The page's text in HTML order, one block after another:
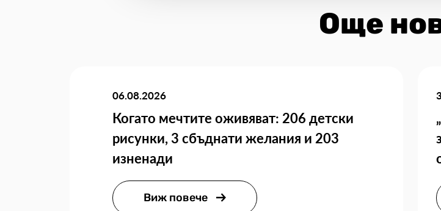
Още
06.08.2026
Когато мечтите оживяват: 206 детски
рисунки, 3 сбъднати желания и 203
изненади
Виж повече